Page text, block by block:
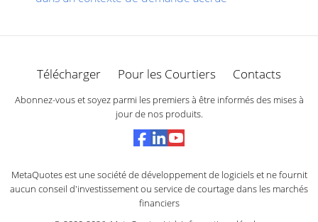
Télécharger Pour les Courtiers Contacts
Abonnez-vous et soyez parmi les premiers à être informés des mises à
jour de nos produits.
MetaQuotes est une société de développement de logiciels et ne fournit
aucun conseil d'investissement ou service de courtage dans les marchés
financiers